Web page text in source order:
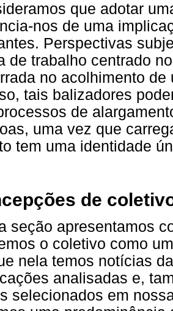
que adotar
nos de uma
Perspectivas
de trabalho centrado
no acolhimento
tais balizadores
de
uma vez que
tem uma identidade
de
seção apresentamos
o coletivo como
nela temos notícias
analisadas e,
selecionados em